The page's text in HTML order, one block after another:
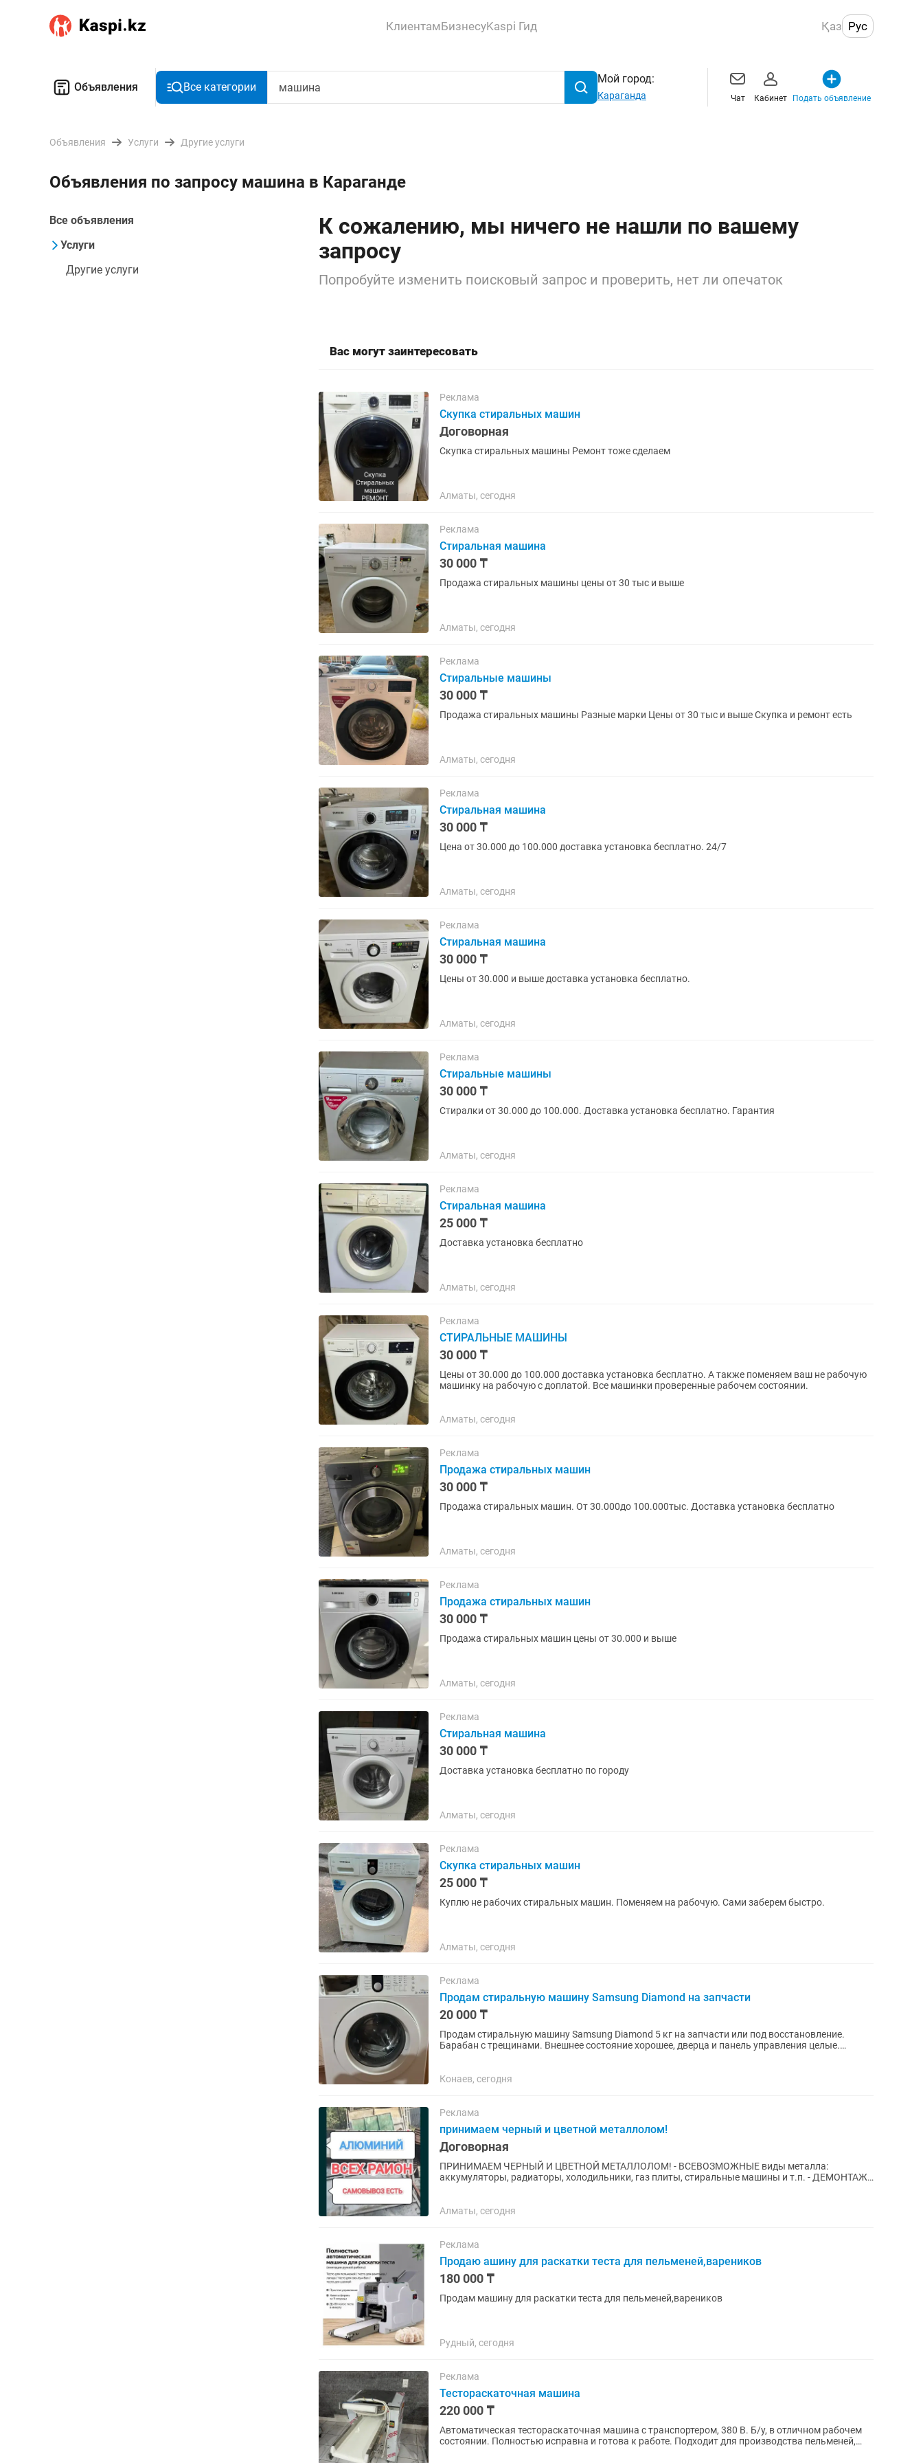
КлиентамБизнесуKaspi Гид Қаз Рус
Объявления Все категории
Мой город:
Караганда Чат Кабинет Подать объявление
Объявления Услуги Другие услуги
Объявления по запросу машина в Караганде
Все объявления
Услуги
Другие услуги
К сожалению, мы ничего не нашли по вашему
запросу
Попробуйте изменить поисковый запрос и проверить, нет ли опечаток
Вас могут заинтересовать
Реклама
Скупка стиральных машин
Договорная
Скупка стиральных машины Ремонт тоже сделаем
Алматы, сегодня
Реклама
Стиральная машина
30 000 ₸
Продажа стиральных машины цены от 30 тыс и выше
Алматы, сегодня
Реклама
Стиральные машины
30 000 ₸
Продажа стиральных машины Разные марки Цены от 30 тыс и выше Скупка и ремонт есть
Алматы, сегодня
Реклама
Стиральная машина
30 000 ₸
Цена от 30.000 до 100.000 доставка установка бесплатно. 24/7
Алматы, сегодня
Реклама
Стиральная машина
30 000 ₸
Цены от 30.000 и выше доставка установка бесплатно.
Алматы, сегодня
Реклама
Стиральные машины
30 000 ₸
Стиралки от 30.000 до 100.000. Доставка установка бесплатно. Гарантия
Алматы, сегодня
Реклама
Стиральная машина
25 000 ₸
Доставка установка бесплатно
Алматы, сегодня
Реклама
СТИРАЛЬНЫЕ МАШИНЫ
30 000 ₸
Цены от 30.000 до 100.000 доставка установка бесплатно. А также поменяем ваш не рабочую
машинку на рабочую с доплатой. Все машинки проверенные рабочем состоянии.
Алматы, сегодня
Реклама
Продажа стиральных машин
30 000 ₸
Продажа стиральных машин. От 30.000до 100.000тыс. Доставка установка бесплатно
Алматы, сегодня
Реклама
Продажа стиральных машин
30 000 ₸
Продажа стиральных машин цены от 30.000 и выше
Алматы, сегодня
Реклама
Стиральная машина
30 000 ₸
Доставка установка бесплатно по городу
Алматы, сегодня
Реклама
Скупка стиральных машин
25 000 ₸
Куплю не рабочих стиральных машин. Поменяем на рабочую. Сами заберем быстро.
Алматы, сегодня
Реклама
Продам стиральную машину Samsung Diamond на запчасти
20 000 ₸
Продам стиральную машину Samsung Diamond 5 кг на запчасти или под восстановление.
Барабан с трещинами. Внешнее состояние хорошее, дверца и панель управления целые.
Конаев, сегодня
Реклама
принимаем черный и цветной металлолом!
Договорная
ПРИНИМАЕМ ЧЕРНЫЙ И ЦВЕТНОЙ МЕТАЛЛОЛОМ! - ВСЕВОЗМОЖНЫЕ виды металла:
аккумуляторы, радиаторы, холодильники, газ плиты, стиральные машины и т.п. - ДЕМОНТАЖ:
Алматы, сегодня
Реклама
Продаю ашину для раскатки теста для пельменей,вареников
180 000 ₸
Продам машину для раскатки теста для пельменей,вареников
Рудный, сегодня
Реклама
Тестораскаточная машина
220 000 ₸
Автоматическая тестораскаточная машина с транспортером, 380 В. Б/у, в отличном рабочем
состоянии. Полностью исправна и готова к работе. Подходит для производства пельменей,